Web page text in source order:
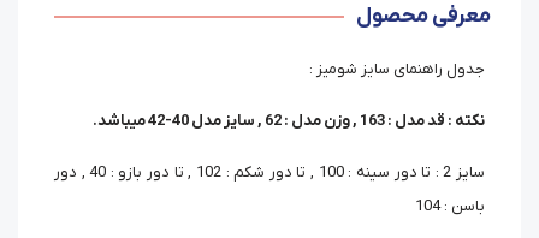
معرفی محصول
جدول راهنمای سایز شومیز :
نکته : قد مدل : 163 , وزن مدل : 62 , سایز مدل 40-42 میباشد.
سایز 2 : تا دور سینه : 100 , تا دور شکم : 102 , تا دور بازو : 40 , دور
باسن : 104